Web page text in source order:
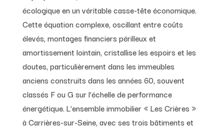
écologique en un véritable casse-tête économique.
Cette équation complexe, oscillant entre coûts
élevés, montages financiers périlleux et
amortissement lointain, cristallise les espoirs et les
doutes, particulièrement dans les immeubles
anciens construits dans les années 60, souvent
classés F ou G sur l’échelle de performance
énergétique. L’ensemble immobilier « Les Crières »
à Carrières-sur-Seine, avec ses trois bâtiments et